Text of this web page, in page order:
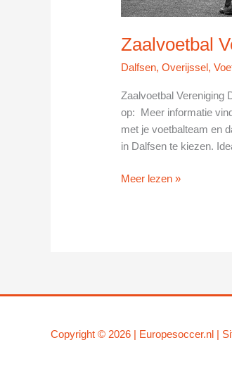
Zaalvoetbal
Dalfsen,Overijssel,
Zaalvoetbal Vereniging
op: Meer informatie
met je voetbalteam en
in Dalfsen te kiezen.
Zaalvoetbal
Meer lezen »
Copyright © 2026 | Europesoccer.nl |